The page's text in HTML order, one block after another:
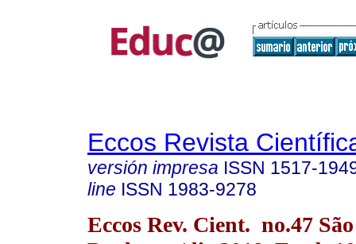
Eccos Revista
versión impresa ISSN 1517-
line ISSN 1983-9278
Eccos Rev. Cient. no.47 São